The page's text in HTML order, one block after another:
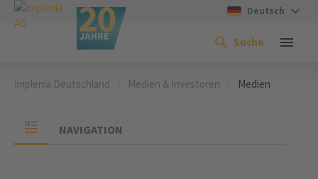
Deutsch
Suche
Implenia Deutschland Medien & Investoren Medien
NAVIGATION